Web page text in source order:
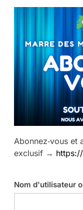
Abonnez‑vous et
exclusif →
Nom d'utilisateur